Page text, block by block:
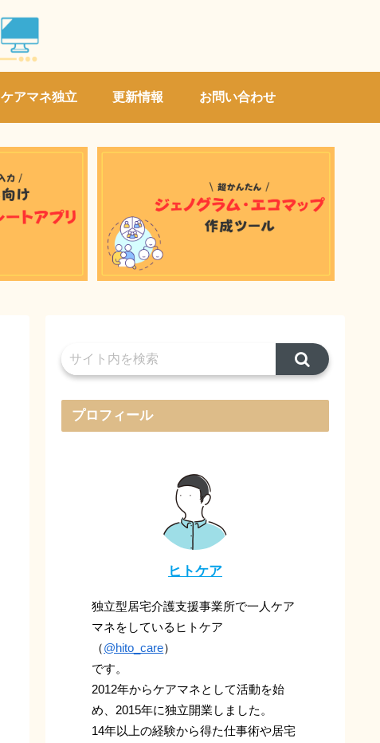
ケアマネ独立 更新情報 お問い合わせ
プロフィール
ヒトケア
独立型居宅介護支援事業所で一人ケア
マネをしているヒトケア
（@hito_care）
です。
2012年からケアマネとして活動を始
め、2015年に独立開業しました。
14年以上の経験から得た仕事術や居宅